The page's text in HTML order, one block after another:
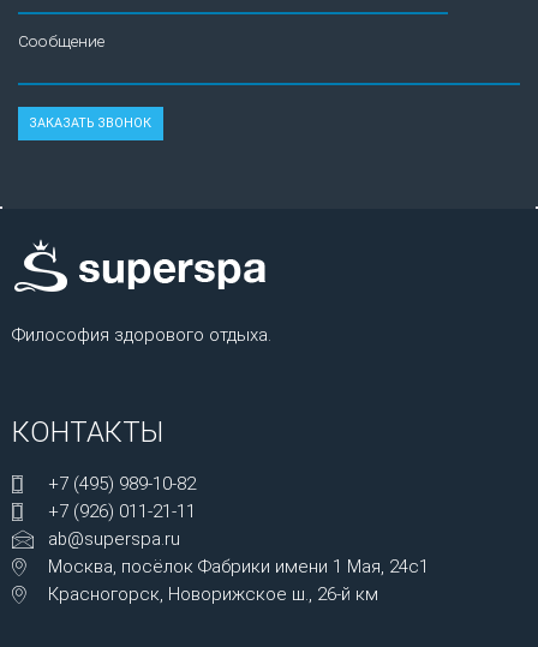
Сообщение
Философия здорового отдыха.
КОНТАКТЫ
+7 (495) 989-10-82
+7 (926) 011-21-11
ab@superspa.ru
Москва, посёлок Фабрики имени 1 Мая, 24с1
Красногорск, Новорижское ш., 26-й км